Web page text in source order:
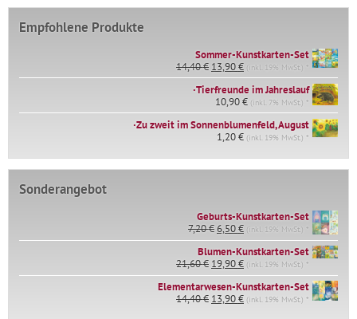
Empfohlene Produkte
Sommer-Kunstkarten-Set
14,40€ Ursprünglicher
Preis
war:
14,40 €
13,90€Aktueller
Preis
ist:
13,90 €.
(inkl. 19% MwSt.) *
∙Tierfreunde im Jahreslauf
10,90€ (inkl. 7% MwSt.) *
∙Zu zweit im Sonnenblumenfeld, August
1,20€ (inkl. 19% MwSt.) *
Sonderangebot
Geburts-Kunstkarten-Set
7,20€Ursprünglicher
Preis
war:
7,20 €
6,50€Aktueller
Preis
ist:
6,50 €.
(inkl. 19% MwSt.) *
Blumen-Kunstkarten-Set
21,60€ Ursprünglicher
Preis
war:
21,60 €
19,90€Aktueller
Preis
ist:
19,90 €.
(inkl. 19% MwSt.) *
Elementarwesen-Kunstkarten-Set
14,40€ Ursprünglicher
13,90€Aktueller
(inkl. 19% MwSt.) *